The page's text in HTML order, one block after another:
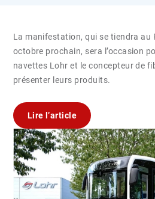
La manifestation, qui se tiendra au
octobre prochain, sera l’occasion
navettes Lohr et le concepteur de
présenter leurs produits.
Lire l’article